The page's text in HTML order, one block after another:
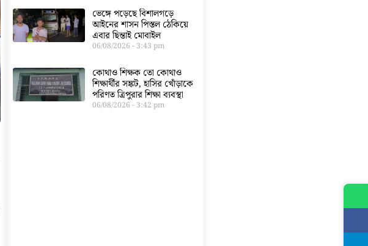
ভেঙ্গে পড়েছে বিশালগড়ে
আইনের শাসন পিস্তল ঠেকিয়ে
এবার ছিন্তাই মোবাইল
06/08/2026 3:43 pm
কোথাও শিক্ষক তো কোথাও
শিক্ষার্থীর সঙ্কট, হাসির খোঁড়াকে
পরিণত ত্রিপুরার শিক্ষা ব্যবস্থা
06/08/2026 3:42 pm